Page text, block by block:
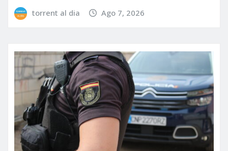
torrent al dia Ago 7, 2026